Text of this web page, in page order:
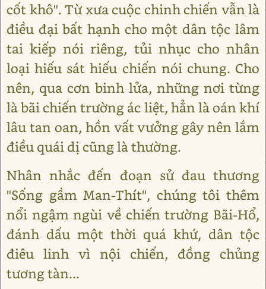
cốt khô". Từ xưa cuộc chinh chiến vẫn là
điều đại bất hạnh cho một dân tộc lâm
tai kiếp nói riêng, tủi nhục cho nhân
loại hiếu sát hiếu chiến nói chung. Cho
nên, qua cơn binh lửa, những nơi từng
là bãi chiến trường ác liệt, hẳn là oán khí
lâu tan oan, hồn vất vưởng gây nên lắm
điều quái dị cũng là thường.
Nhân nhắc đến đoạn sử đau thương
"Sống gầm Man-Thít", chúng tôi thêm
nổi ngậm ngùi về chiến trường Bãi-Hổ,
đánh dấu một thời quá khứ, dân tộc
điêu linh vì nội chiến, đồng chủng
tương tàn...